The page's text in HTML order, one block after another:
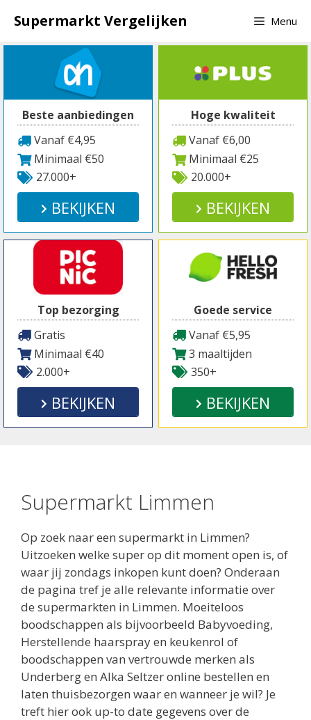
naar
inhoud
Supermarkt Vergelijken Menu
Beste aanbiedingen
Vanaf €4,95
Minimaal €50
27.000+
BEKIJKEN
Hoge kwaliteit
Vanaf €6,00
Minimaal €25
20.000+
BEKIJKEN
Top bezorging
Gratis
Minimaal €40
2.000+
BEKIJKEN
Goede service
Vanaf €5,95
3 maaltijden
350+
BEKIJKEN
Supermarkt Limmen
Op zoek naar een supermarkt in Limmen?
Uitzoeken welke super op dit moment open is, of
waar jij zondags inkopen kunt doen? Onderaan
de pagina tref je alle relevante informatie over
de supermarkten in Limmen. Moeiteloos
boodschappen als bijvoorbeeld Babyvoeding,
Herstellende haarspray en keukenrol of
boodschappen van vertrouwde merken als
Underberg en Alka Seltzer online bestellen en
laten thuisbezorgen waar en wanneer je wil? Je
treft hier ook up-to date gegevens over de